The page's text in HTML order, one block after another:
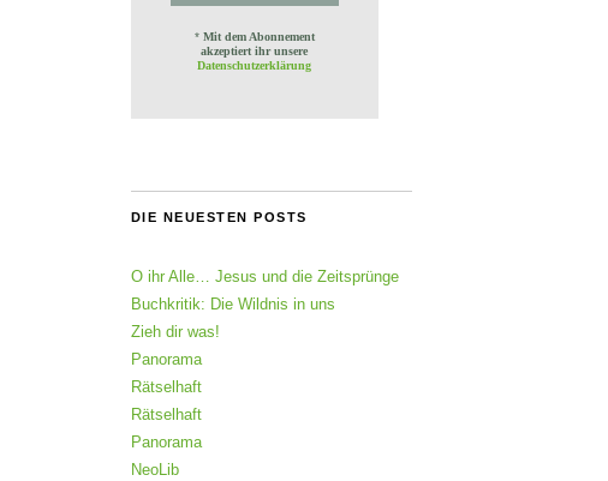
* Mit dem Abonnement
akzeptiert ihr unsere
Datenschutzerklärung
DIE NEUESTEN POSTS
O ihr Alle… Jesus und die Zeitsprünge
Buchkritik: Die Wildnis in uns
Zieh dir was!
Panorama
Rätselhaft
Rätselhaft
Panorama
NeoLib